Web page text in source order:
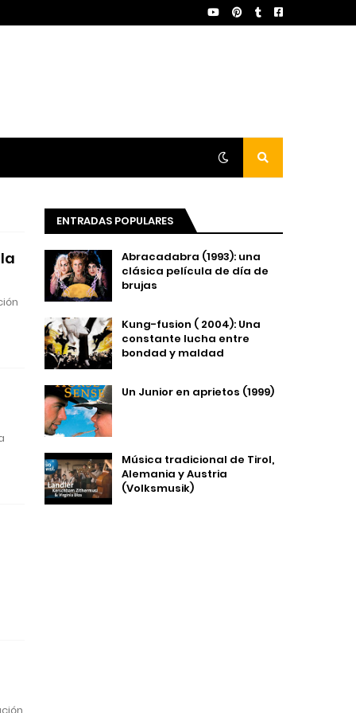
ENTRADAS POPULARES
Abracadabra (1993): una
clásica película de día de
brujas
Kung-fusion ( 2004): Una
constante lucha entre
bondad y maldad
Un Junior en aprietos (1999)
Música tradicional de Tirol,
Alemania y Austria
(Volksmusik)